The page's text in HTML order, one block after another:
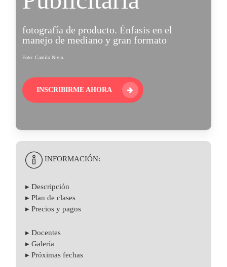
fotografía de producto. Énfasis en el
manejo de mediano y gran formato
Foto: Camilo Nivia.
INSCRIBIRME AHORA
INFORMACIÓN:
▸ Descripción
▸ Plan de clases
▸ Precios y pagos
▸ Docentes
▸ Galería
▸ Próximas fechas